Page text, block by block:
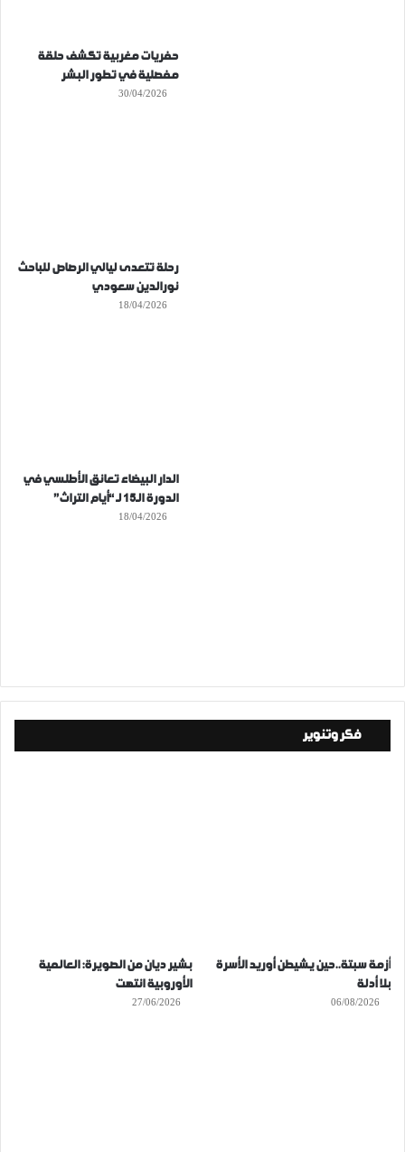
حفريات مغربية تكشف حلقة
مفصلية في تطور البشر
30/04/2026
رحلة تتعدى ليالي الرصاص للباحث
نورالدين سعودي
18/04/2026
الدار البيضاء تعانق الأطلسي في
الدورة الـ15 لـ “أيام التراث”
18/04/2026
فكر وتنوير
أزمة سبتة..حين يشيطن أوريد الأسرة
بلا أدلة
06/08/2026
بشير ديان من الصويرة: العالمية
الأوروبية انتهت
27/06/2026